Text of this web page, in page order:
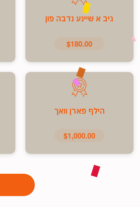
גיב א שיינע נדבה פון
$180.00
הילף פארן וואך
$1,000.00